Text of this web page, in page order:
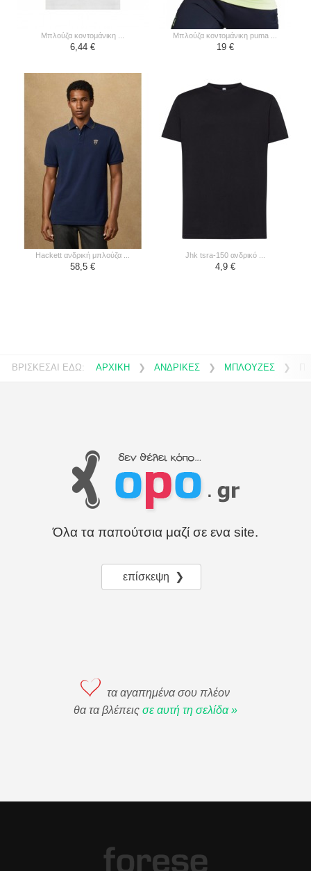
μπλούζα κοντομάνικη ...
6,44 €
μπλούζα κοντομάνικη puma ...
19 €
hackett ανδρική μπλούζα ...
58,5 €
jhk tsra-150 ανδρικό ...
4,9 €
ΒΡΙΣΚΕΣΑΙ ΕΔΩ: ΑΡΧΙΚΗ ❯ ΑΝΔΡΙΚΕΣ ❯ ΜΠΛΟΥΖΕΣ ❯
Όλα τα παπούτσια μαζί σε ενα site.
επίσκεψη ❯
τα αγαπημένα σου πλέον
θα τα βλέπεις σε αυτή τη σελίδα »